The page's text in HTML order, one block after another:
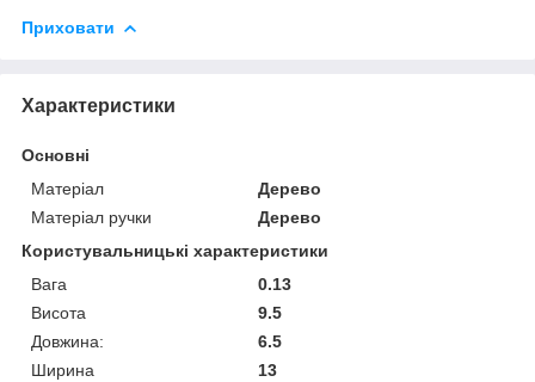
Приховати
Характеристики
Основні
Матеріал
Дерево
Матеріал ручки
Дерево
Користувальницькі характеристики
Вага
0.13
Висота
9.5
Довжина:
6.5
Ширина
13